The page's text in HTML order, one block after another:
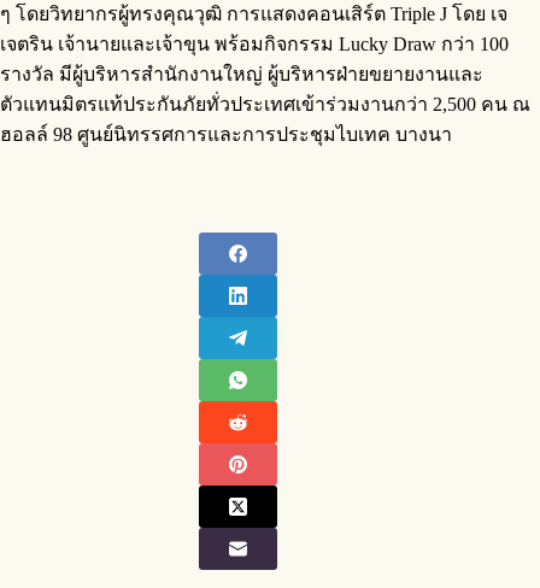
ๆ โดยวิทยากรผู้ทรงคุณวุฒิ การแสดงคอนเสิร์ต Triple J โดย เจ
เจตริน เจ้านายและเจ้าขุน พร้อมกิจกรรม Lucky Draw กว่า 100
รางวัล มีผู้บริหารสำนักงานใหญ่ ผู้บริหารฝ่ายขยายงานและ
ตัวแทนมิตรแท้ประกันภัยทั่วประเทศเข้าร่วมงานกว่า 2,500 คน ณ
ฮอลล์ 98 ศูนย์นิทรรศการและการประชุมไบเทค บางนา